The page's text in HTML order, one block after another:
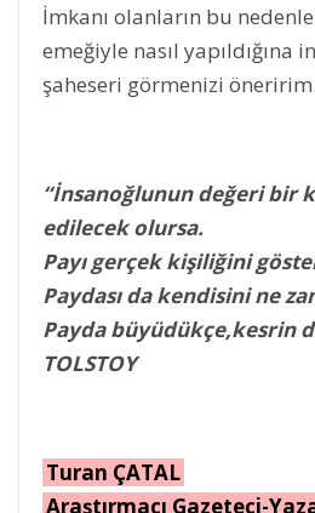
İmkanı olanların bu
emeğiyle nasıl yapıldığına
şaheseri görmenizi
“İnsanoğlunun değeri bir
edilecek olursa.
Payı gerçek kişiliğini
Paydası da kendisini ne
Payda büyüdükçe,kesrin
TOLSTOY
Turan ÇATAL
Araştırmacı Gazeteci-